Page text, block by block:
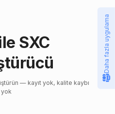
SXC
— kayıt yok, kalite kaybı
yok
Daha fazla uygulama